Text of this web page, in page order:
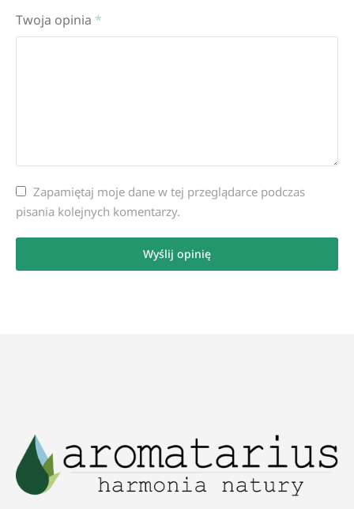
Twoja opinia *
Zapamiętaj moje dane w tej przeglądarce podczas
pisania kolejnych komentarzy.
Wyślij opinię